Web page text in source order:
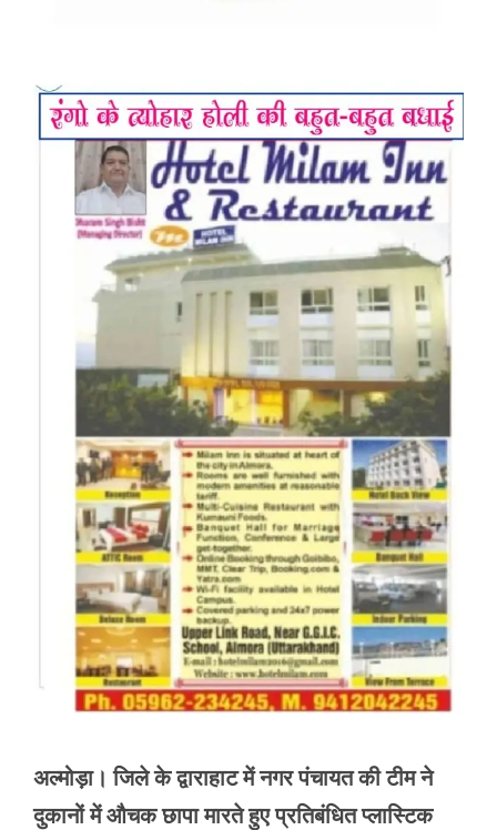
अल्मोड़ा। जिले के द्वाराहाट में नगर पंचायत की टीम ने
दुकानों में औचक छापा मारते हुए प्रतिबंधित प्लास्टिक